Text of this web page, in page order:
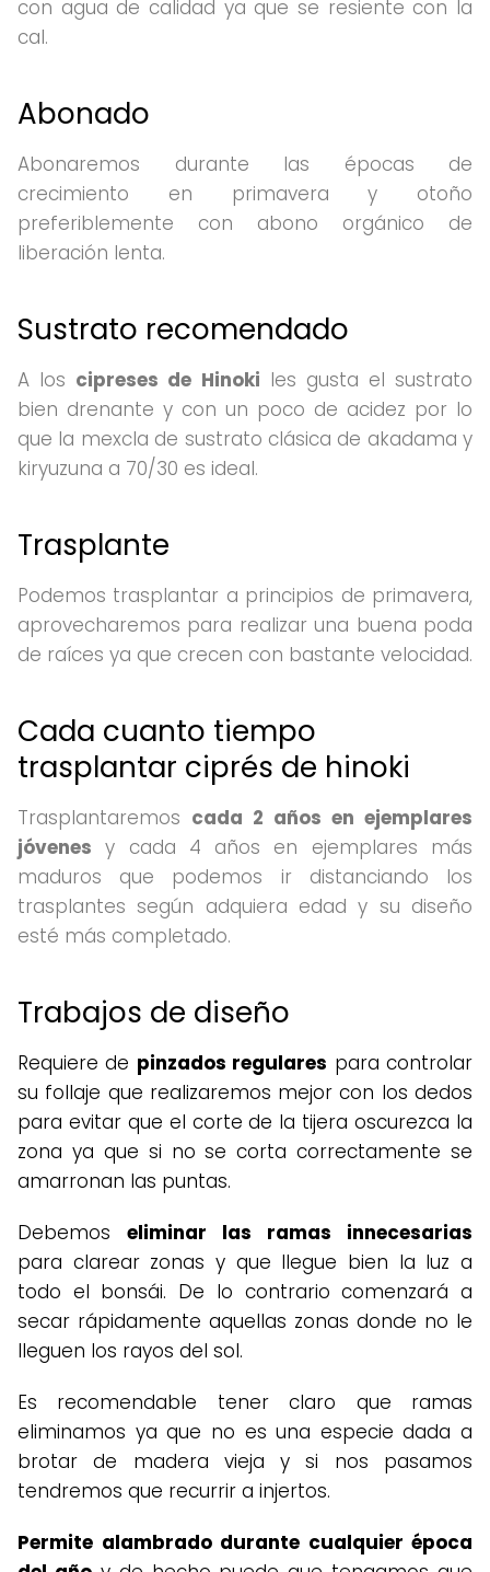
con agua de calidad ya que se resiente con la
cal.
Abonado
Abonaremos durante las épocas de
crecimiento en primavera y otoño
preferiblemente con abono orgánico de
liberación lenta.
Sustrato recomendado
A los cipreses de Hinoki les gusta el sustrato
bien drenante y con un poco de acidez por lo
que la mexcla de sustrato clásica de akadama y
kiryuzuna a 70/30 es ideal.
Trasplante
Podemos trasplantar a principios de primavera,
aprovecharemos para realizar una buena poda
de raíces ya que crecen con bastante velocidad.
Cada cuanto tiempo
trasplantar ciprés de hinoki
Trasplantaremos cada 2 años en ejemplares
jóvenes y cada 4 años en ejemplares más
maduros que podemos ir distanciando los
trasplantes según adquiera edad y su diseño
esté más completado.
Trabajos de diseño
Requiere de pinzados regulares para controlar
su follaje que realizaremos mejor con los dedos
para evitar que el corte de la tijera oscurezca la
zona ya que si no se corta correctamente se
amarronan las puntas.
Debemos eliminar las ramas innecesarias
para clarear zonas y que llegue bien la luz a
todo el bonsái. De lo contrario comenzará a
secar rápidamente aquellas zonas donde no le
lleguen los rayos del sol.
Es recomendable tener claro que ramas
eliminamos ya que no es una especie dada a
brotar de madera vieja y si nos pasamos
tendremos que recurrir a injertos.
Permite alambrado durante cualquier época